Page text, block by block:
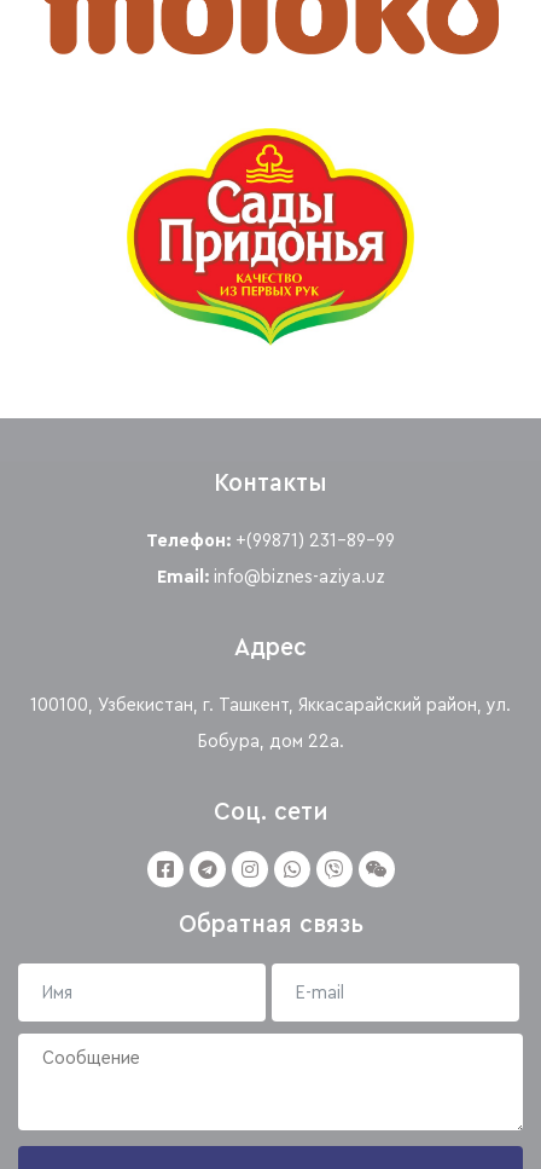
Контакты
Телефон: +(99871) 231-89-99
Email: info@biznes-aziya.uz
Адрес
100100, Узбекистан, г. Ташкент, Яккасарайский район, ул.
Бобура, дом 22а.
Соц. сети
Обратная связь